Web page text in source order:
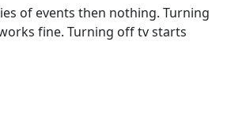
of events then nothing. Turning
fine. Turning off tv starts